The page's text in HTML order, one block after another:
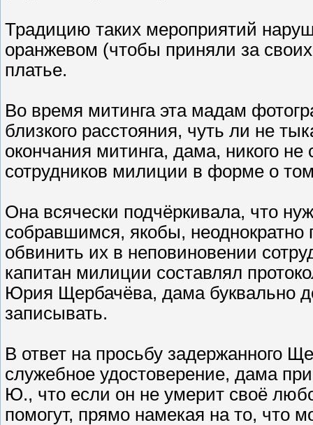
Традицию таких мероприятий
оранжевом (чтобы приняли за
платье.
Во время митинга эта мадам
близкого расстояния, чуть ли не
окончания митинга, дама, никого не
сотрудников милиции в форме о
Она всячески подчёркивала, что
собравшимся, якобы, неоднократно
обвинить их в неповиновении
капитан милиции составлял
Юрия Щербачёва, дама буквально
записывать.
В ответ на просьбу задержанного
служебное удостоверение, дама
Ю., что если он не умерит своё
помогут, прямо намекая на то, что